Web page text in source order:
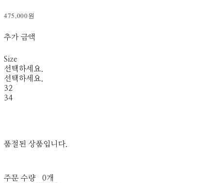
475,000원
추가 금액
Size
선택하세요.
선택하세요.
32
34
품절된 상품입니다.
주문 수량
0개